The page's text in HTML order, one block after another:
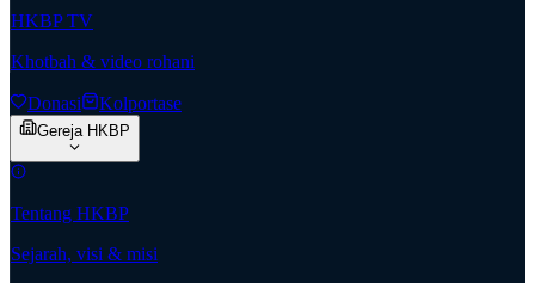
HKBP TV
Khotbah & video rohani
Donasi Kolportase
Gereja HKBP
Tentang HKBP
Sejarah, visi & misi